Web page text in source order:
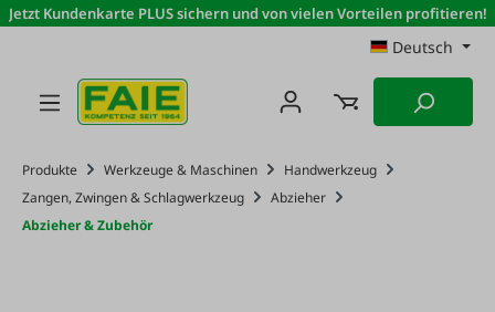
Zum Hauptinhalt springen
Jetzt Kundenkarte PLUS sichern und von vielen Vorteilen profitieren!
Deutsch
Produkte Werkzeuge & Maschinen
Handwerkzeug
Zangen, Zwingen & Schlagwerkzeug
Abzieher
Abzieher & Zubehör